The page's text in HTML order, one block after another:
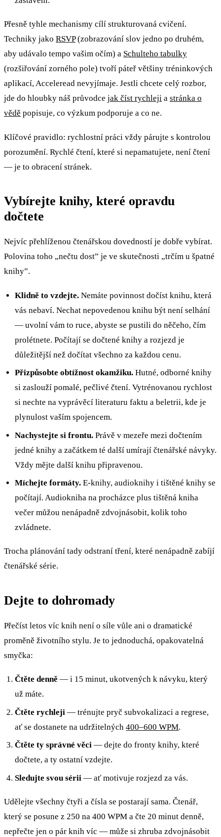
Přesně tyhle mechanismy cílí strukturovaná cvičení.
Techniky jako RSVP(zobrazování slov jedno po druhém,
aby udávalo tempo vašim očím) a Schulteho tabulky
(rozšiřování zorného pole) tvoří páteř většiny tréninkových
aplikací, Acceleread nevyjímaje. Jestli chcete celý rozbor,
jde do hloubky náš průvodce jak číst rychleji a stránka o
vědě popisuje, co výzkum podporuje a co ne.
Klíčové pravidlo: rychlostní práci vždy párujte s kontrolou
porozumění. Rychlé čtení, které si nepamatujete, není čtení
— je to obracení stránek.
Vybírejte knihy, které opravdu
dočtete
Nejvíc přehlíženou čtenářskou dovedností je dobře vybírat.
Polovina toho „nečtu dost” je ve skutečnosti „trčím u špatné
knihy”.
Klidně to vzdejte. Nemáte povinnost dočíst knihu, která
vás nebaví. Nechat nepovedenou knihu být není selhání
— uvolní vám to ruce, abyste se pustili do něčeho, čím
prolétnete. Počítají se dočtené knihy a rozjezd je
důležitější než dočítat všechno za každou cenu.
Přizpůsobte obtížnost okamžiku. Hutné, odborné knihy
si zaslouží pomalé, pečlivé čtení. Vytrénovanou rychlost
si nechte na vyprávěcí literaturu faktu a beletrii, kde je
plynulost vaším spojencem.
Nachystejte si frontu. Právě v mezeře mezi dočtením
jedné knihy a začátkem té další umírají čtenářské návyky.
Vždy mějte další knihu připravenou.
Míchejte formáty. E-knihy, audioknihy i tištěné knihy se
počítají. Audiokniha na procházce plus tištěná kniha
večer můžou nenápadně zdvojnásobit, kolik toho
zvládnete.
Trocha plánování tady odstraní tření, které nenápadně zabíjí
čtenářské série.
Dejte to dohromady
Přečíst letos víc knih není o síle vůle ani o dramatické
proměně životního stylu. Je to jednoduchá, opakovatelná
smyčka:
Čtěte denně — i 15 minut, ukotvených k návyku, který
už máte.
Čtěte rychleji — trénujte pryč subvokalizaci a regrese,
ať se dostanete na udržitelných400–600 WPM.
Čtěte ty správné věci — dejte do fronty knihy, které
dočtete, a ty ostatní vzdejte.
Sledujte svou sérii — ať motivuje rozjezd za vás.
Udělejte všechny čtyři a čísla se postarají sama. Čtenář,
který se posune z 250 na 400 WPM a čte 20 minut denně,
nepřečte jen o pár knih víc — může si zhruba zdvojnásobit